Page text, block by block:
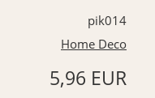
pik014
Home Deco
5,96 EUR